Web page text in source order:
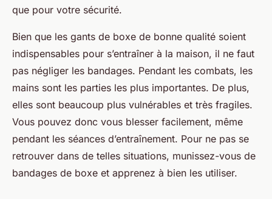
que pour votre sécurité.
Bien que les gants de boxe de bonne qualité soient
indispensables pour s’entraîner à la maison, il ne faut
pas négliger les bandages. Pendant les combats, les
mains sont les parties les plus importantes. De plus,
elles sont beaucoup plus vulnérables et très fragiles.
Vous pouvez donc vous blesser facilement, même
pendant les séances d’entraînement. Pour ne pas se
retrouver dans de telles situations, munissez-vous de
bandages de boxe et apprenez à bien les utiliser.